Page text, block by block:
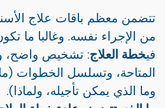
تتضمن معظم باقات علاج
من الإجراء نفسه. وغالبا ما
فيخطة العلاج: تشخيص واضح،
المتاحة، وتسلسل الخطوات (ما
وما الذي يمكن تأجيله، ولماذا).